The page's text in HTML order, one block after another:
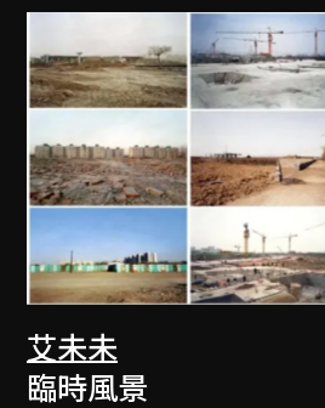
艾未未
臨時風景